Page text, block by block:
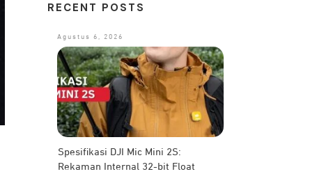
RECENT POSTS
Agustus 6, 2026
Spesifikasi DJI Mic Mini 2S:
Rekaman Internal 32-bit Float